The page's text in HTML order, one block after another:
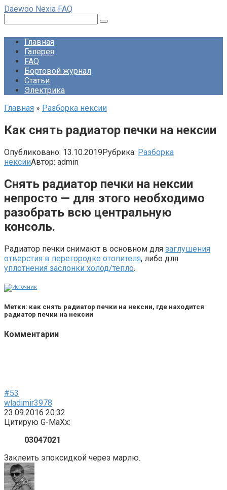
Перейти
контенту
Daewoo Nexia FAQ
Главная
Галерея
FAQ
Бортовой журнал
Статьи
Электрика
Главная » Разборка нексии
Как снять радиатор печки на нексии
Опубликовано: 13.10.2019Рубрика: Разборка
нексииАвтор: admin
Снять радиатор печки на нексии
непросто — для этого необходимо
разобрать всю центральную
консоль.
Радиатор печки снимают в основном для заглушения
отверстия в перегородке отопителя, либо для
уплотнения заслонки холод/тепло.
Метки: как снять радиатор печки на нексии, где находится
радиатор печки на нексии
Комментарии
#53
wladimir3978
23.09.2016 20:32
Цитирую G-MaXx:
03047021
Заклеить эпоксидкой через марлю.